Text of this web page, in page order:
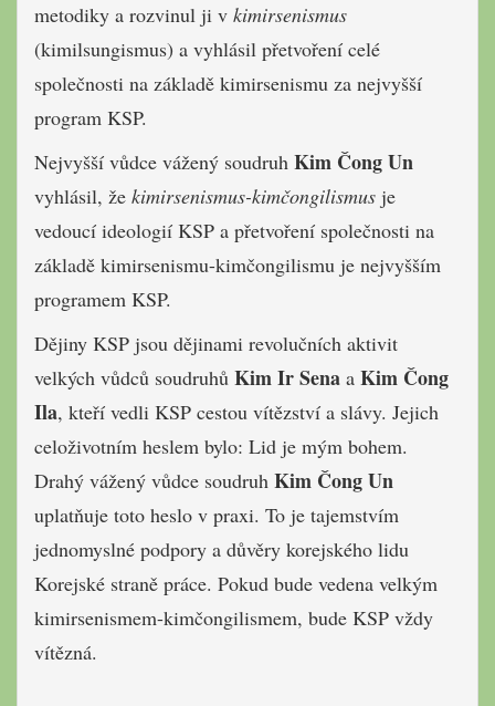
metodiky a rozvinul ji v kimirsenismus
(kimilsungismus) a vyhlásil přetvoření celé
společnosti na základě kimirsenismu za nejvyšší
program KSP.
Nejvyšší vůdce vážený soudruh Kim Čong Un
vyhlásil, že kimirsenismus-kimčongilismus je
vedoucí ideologií KSP a přetvoření společnosti na
základě kimirsenismu-kimčongilismu je nejvyšším
programem KSP.
Dějiny KSP jsou dějinami revolučních aktivit
velkých vůdců soudruhů Kim Ir Sena a Kim Čong
Ila, kteří vedli KSP cestou vítězství a slávy. Jejich
celoživotním heslem bylo: Lid je mým bohem.
Drahý vážený vůdce soudruh Kim Čong Un
uplatňuje toto heslo v praxi. To je tajemstvím
jednomyslné podpory a důvěry korejského lidu
Korejské straně práce. Pokud bude vedena velkým
kimirsenismem-kimčongilismem, bude KSP vždy
vítězná.